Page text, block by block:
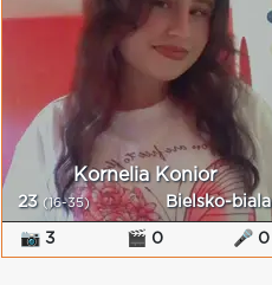
Kornelia Konior
23 (16-35) Bielsko-biala
📷 3 🎬 0 🎤 0